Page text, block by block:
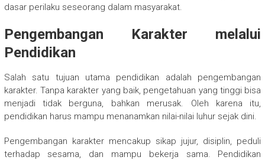
dasar perilaku seseorang dalam masyarakat.
Pengembangan Karakter melalui
Pendidikan
Salah satu tujuan utama pendidikan adalah pengembangan
karakter. Tanpa karakter yang baik, pengetahuan yang tinggi bisa
menjadi tidak berguna, bahkan merusak. Oleh karena itu,
pendidikan harus mampu menanamkan nilai-nilai luhur sejak dini.
Pengembangan karakter mencakup sikap jujur, disiplin, peduli
terhadap sesama, dan mampu bekerja sama. Pendidikan